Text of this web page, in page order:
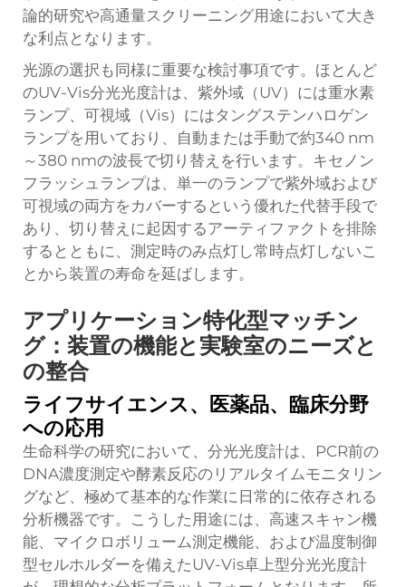
論的研究や高通量スクリーニング用途において大き
な利点となります。
光源の選択も同様に重要な検討事項です。ほとんど
のUV-Vis分光光度計は、紫外域（UV）には重水素
ランプ、可視域（Vis）にはタングステンハロゲン
ランプを用いており、自動または手動で約340 nm
～380 nmの波長で切り替えを行います。キセノン
フラッシュランプは、単一のランプで紫外域および
可視域の両方をカバーするという優れた代替手段で
あり、切り替えに起因するアーティファクトを排除
するとともに、測定時のみ点灯し常時点灯しないこ
とから装置の寿命を延ばします。
アプリケーション特化型マッチン
グ：装置の機能と実験室のニーズと
の整合
ライフサイエンス、医薬品、臨床分野
への応用
生命科学の研究において、分光光度計は、PCR前の
DNA濃度測定や酵素反応のリアルタイムモニタリン
グなど、極めて基本的な作業に日常的に依存される
分析機器です。こうした用途には、高速スキャン機
能、マイクロボリューム測定機能、および温度制御
型セルホルダーを備えたUV-Vis卓上型分光光度計